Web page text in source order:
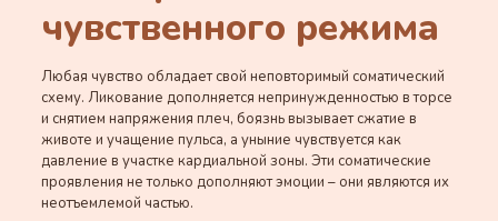
чувственного режима
Любая чувство обладает свой неповторимый соматический
схему. Ликование дополняется непринужденностью в торсе
и снятием напряжения плеч, боязнь вызывает сжатие в
животе и учащение пульса, а уныние чувствуется как
давление в участке кардиальной зоны. Эти соматические
проявления не только дополняют эмоции – они являются их
неотъемлемой частью.